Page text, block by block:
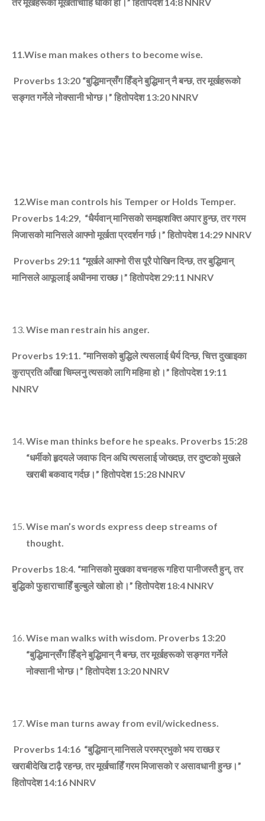
11.Wise man makes others to become wise.
Proverbs 13:20 “बुद्धिमान्‌सँग हिँड्‌ने बुद्धिमान्‌ नै बन्‍छ, तर मूर्खहरूको
सङ्गत गर्नेले नोक्‍सानी भोग्‍छ।” हितोपदेश 13:20 NNRV
12.Wise man controls his Temper or Holds Temper.
Proverbs 14:29, “धैर्यवान्‌ मानिसको समझशक्ति अपार हुन्‍छ, तर गरम
मिजासको मानिसले आफ्‍नो मूर्खता प्रदर्शन गर्छ।” हितोपदेश 14:29 NNRV
Proverbs 29:11 “मूर्खले आफ्‍नो रीस पूरै पोखिन दिन्‍छ, तर बुद्धिमान्‌
मानिसले आफूलाई अधीनमा राख्‍छ।” हितोपदेश 29:11 NNRV
Wise man restrain his anger.
Proverbs 19:11. “मानिसको बुद्धिले त्‍यसलाई धैर्य दिन्‍छ, चित्त दुखाइका
कुराप्रति आँखा चिम्‍लनु त्‍यसको लागि महिमा हो।” हितोपदेश 19:11
NNRV
Wise man thinks before he speaks. Proverbs 15:28
“धर्मीको हृदयले जवाफ दिन अघि त्‍यसलाई जोख्‍दछ, तर दुष्‍टको मुखले
खराबी बकवाद गर्दछ।” हितोपदेश 15:28 NNRV
Wise man’s words express deep streams of
thought.
Proverbs 18:4. “मानिसको मुखका वचनहरू गहिरा पानीजस्‍तै हुन्, तर
बुद्धिको फुहाराचाहिँ बुल्‍बुले खोला हो।” हितोपदेश 18:4 NNRV
Wise man walks with wisdom. Proverbs 13:20
“बुद्धिमान्‌सँग हिँड्‌ने बुद्धिमान्‌ नै बन्‍छ, तर मूर्खहरूको सङ्गत गर्नेले
नोक्‍सानी भोग्‍छ।” हितोपदेश 13:20 NNRV
Wise man turns away from evil/wickedness.
Proverbs 14:16 “बुद्धिमान्‌ मानिसले परमप्रभुको भय राख्‍छ र
खराबीदेखि टाढ़ै रहन्‍छ, तर मूर्खचाहिँ गरम मिजासको र असावधानी हुन्‍छ।”
हितोपदेश 14:16 NNRV